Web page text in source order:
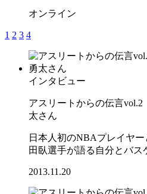
オンライン
1 2 3 4
インタビュー
アスリートからの伝言
太さん
日本人初のNBAプレイヤ
田臥選手が語る自分とバス
2013.11.20